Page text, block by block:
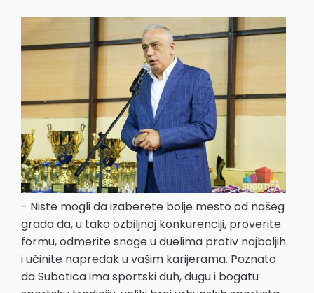
- Niste mogli da izaberete bolje mesto od našeg
grada da, u tako ozbiljnoj konkurenciji, proverite
formu, odmerite snage u duelima protiv najboljih
i učinite napredak u vašim karijerama. Poznato
da Subotica ima sportski duh, dugu i bogatu